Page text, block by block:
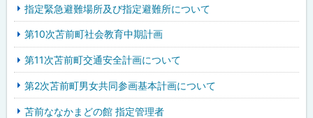
指定緊急避難場所及び指定避難所について
第10次苫前町社会教育中期計画
第11次苫前町交通安全計画について
第2次苫前町男女共同参画基本計画について
苫前ななかまどの館 指定管理者